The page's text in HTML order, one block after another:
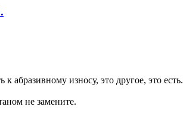
абразивному износу, это другое, это есть.
не замените.